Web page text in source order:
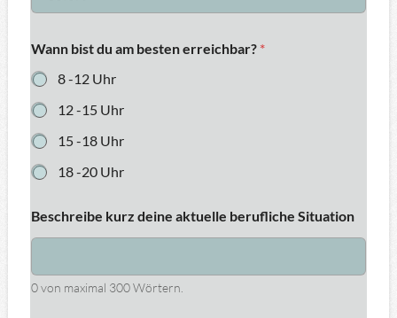
Wann bist du am besten erreichbar? *
8 -12 Uhr
12 -15 Uhr
15 -18 Uhr
18 -20 Uhr
Beschreibe kurz deine aktuelle berufliche Situation
0 von maximal 300 Wörtern.